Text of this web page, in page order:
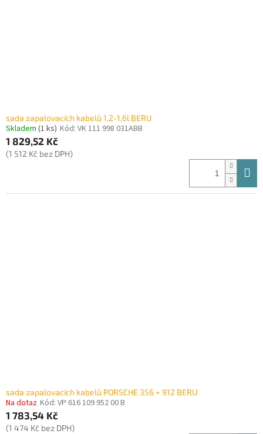
sada zapalovacích kabelů 1,2-1,6l BERU
Skladem (1 ks) Kód: VK 111 998 031ABB
1 829,52 Kč
(1 512 Kč bez DPH)
sada zapalovacích kabelů PORSCHE 356 + 912 BERU
Na dotaz Kód: VP 616 109 952 00 B
1 783,54 Kč
(1 474 Kč bez DPH)